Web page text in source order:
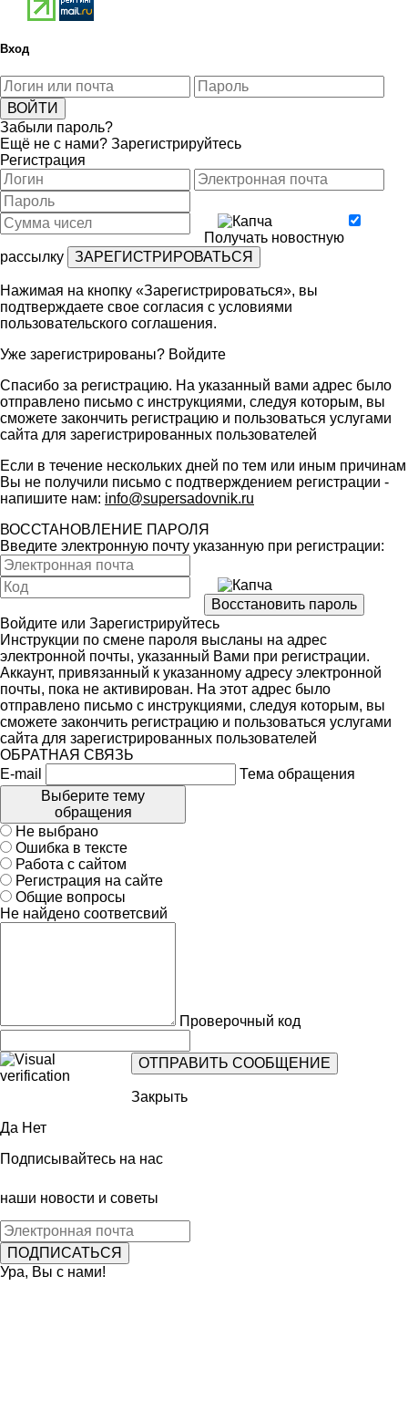
Вход
Забыли пароль?
Ещё не с нами? Зарегистрируйтесь
Регистрация
Получать новостную
рассылку
Нажимая на кнопку «Зарегистрироваться», вы
подтверждаете свое согласия с условиями
пользовательского соглашения.
Уже зарегистрированы? Войдите
Спасибо за регистрацию. На указанный вами адрес было
отправлено письмо с инструкциями, следуя которым, вы
сможете закончить регистрацию и пользоваться услугами
сайта для зарегистрированных пользователей
Если в течение нескольких дней по тем или иным причинам
Вы не получили письмо с подтверждением регистрации -
напишите нам: info@supersadovnik.ru
ВОССТАНОВЛЕНИЕ ПАРОЛЯ
Введите электронную почту указанную при регистрации:
Войдите или Зарегистрируйтесь
Инструкции по смене пароля высланы на адрес
электронной почты, указанный Вами при регистрации.
Аккаунт, привязанный к указанному адресу электронной
почты, пока не активирован. На этот адрес было
отправлено письмо с инструкциями, следуя которым, вы
сможете закончить регистрацию и пользоваться услугами
сайта для зарегистрированных пользователей
ОБРАТНАЯ СВЯЗЬ
E-mail
Тема обращения
Выберите тему
обращения
Не выбрано
Ошибка в тексте
Работа с сайтом
Регистрация на сайте
Общие вопросы
Не найдено соответсвий
Проверочный код
Закрыть
Да Нет
Подписывайтесь на нас
наши новости и советы
Ура, Вы с нами!